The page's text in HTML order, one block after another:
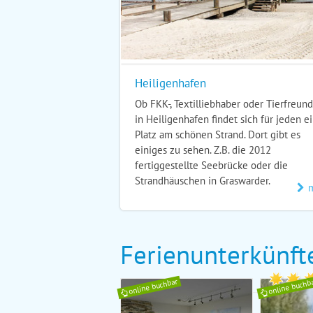
Heiligenhafen
Ob FKK-, Textilliebhaber oder
in Heiligenhafen findet sich für jeden
Platz am schönen Strand. Dort gibt es
einiges zu sehen. Z.B. die 2012
fertiggestellte Seebrücke oder die
Strandhäuschen in Graswarder.
online buchbar online